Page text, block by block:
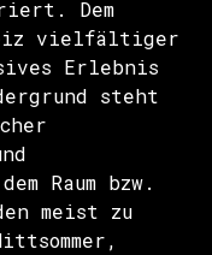
Dem
vielfältiger
Erlebnis
steht
Raum bzw.
meist zu